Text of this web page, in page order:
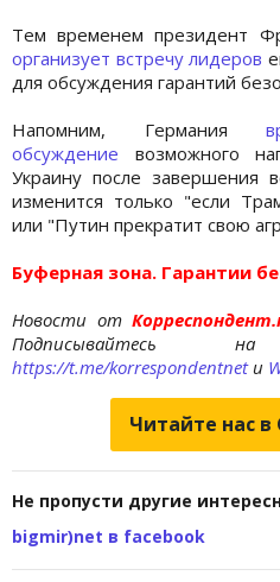
Тем временем президент
организует встречу лидеров
для обсуждения гарантий
Напомним, Германия
обсуждение возможного
Украину после завершения
изменится только "если
или "Путин прекратит свою
Буферная зона. Гарантии
Новости от
https://t.me/korrespondentnetи
Читайте нас в
Не пропусти другие
bigmir)net в facebook